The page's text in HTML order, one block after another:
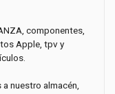
componentes,
Apple, tpv y
nuestro almacén,